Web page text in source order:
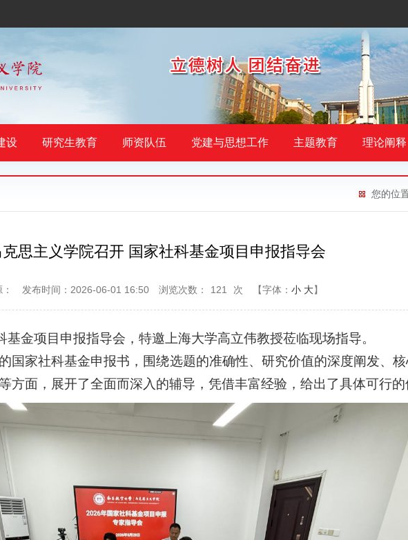
设 研究生教育 师资队伍 党建与思想工作 主题教育 理论阐释
您的位
克思主义学院召开 国家社科基金项目申报指导会
发布时间：2026-06-01 16:50 浏览次数： 121 次 【字体： 小 大】
金项目申报指导会，特邀上海大学高立伟教授莅临现场指导。
国家社科基金申报书，围绕选题的准确性、研究价值的深度阐发、
方面，展开了全面而深入的辅导，凭借丰富经验，给出了具体可行的